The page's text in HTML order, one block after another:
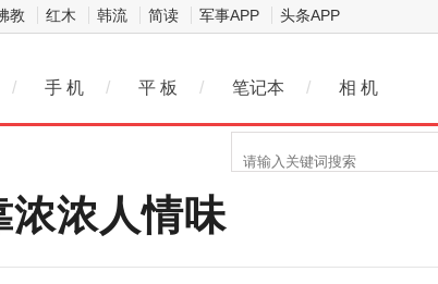
教 红木 韩流 简读 军事APP 头条APP
/ 手 机 / 平 板 / 笔记本 / 相 机
浓浓人情味